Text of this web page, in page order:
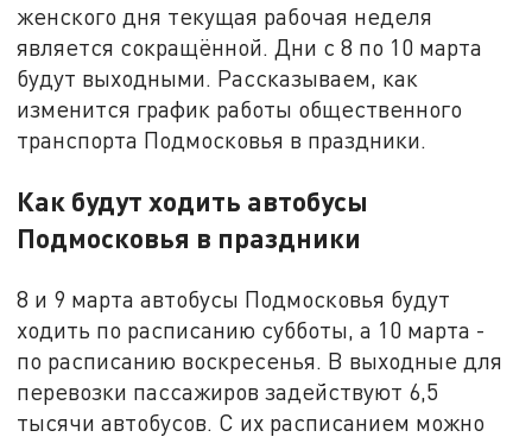
женского дня текущая рабочая неделя
является сокращённой. Дни с 8 по 10 марта
будут выходными. Рассказываем, как
изменится график работы общественного
транспорта Подмосковья в праздники.
Как будут ходить автобусы
Подмосковья в праздники
8 и 9 марта автобусы Подмосковья будут
ходить по расписанию субботы, а 10 марта -
по расписанию воскресенья. В выходные для
перевозки пассажиров задействуют 6,5
тысячи автобусов. С их расписанием можно